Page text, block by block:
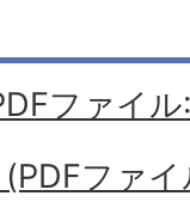
ファイ
ファ